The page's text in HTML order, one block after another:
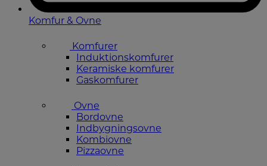
Komfur & Ovne
Komfurer
Induktionskomfurer
Keramiske komfurer
Gaskomfurer
Ovne
Bordovne
Indbygningsovne
Kombiovne
Pizzaovne